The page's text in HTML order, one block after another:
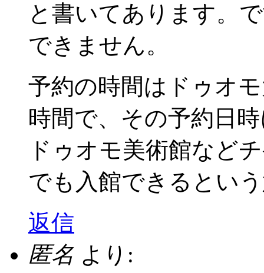
と書いてあります。
できません。
予約の時間はドゥオ
時間で、その予約日
ドゥオモ美術館など
でも入館できるとい
返信
匿名 より: